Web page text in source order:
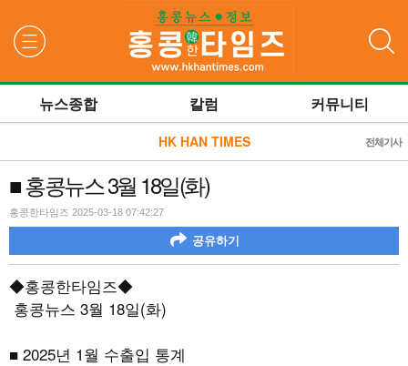
뉴스종합 칼럼 커뮤니티
HK HAN TIMES 전체기사
■ 홍콩뉴스 3월 18일(화)
홍콩한타임즈 2025-03-18 07:42:27
공유하기
◆홍콩한타임즈◆
홍콩뉴스 3월 18일(화)
■ 2025년 1월 수출입 통계